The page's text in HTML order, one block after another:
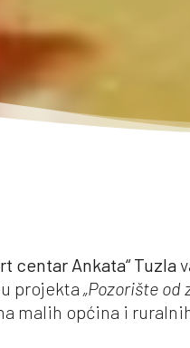
centar Ankata“ Tuzla
projekta „Pozorište od
malih općina i